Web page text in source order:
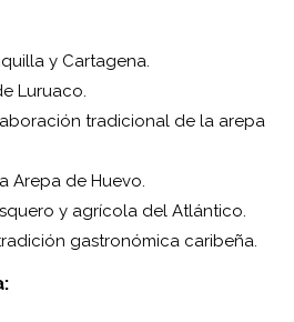
y Cartagena.
Luruaco.
tradicional de la arepa
Arepa de Huevo.
y agrícola del Atlántico.
gastronómica caribeña.